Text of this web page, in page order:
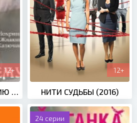
12+ 12+
НИТИ СУДЬБЫ (2016)
24 серии